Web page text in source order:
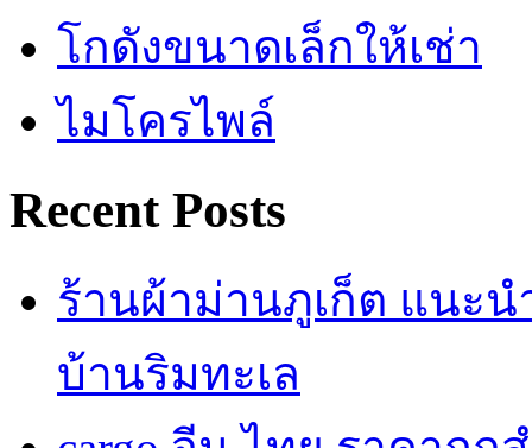
โกดังขนาดเล็กให้เช่า
ไมโครไพล์
Recent Posts
ร้านผ้าม่านภูเก็ต แนะ
บ้านริมทะเล